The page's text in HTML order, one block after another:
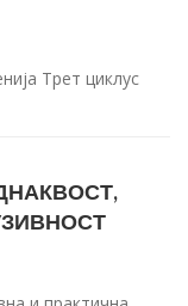
Трет циклус